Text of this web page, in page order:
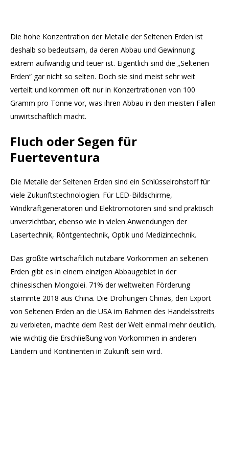
Die hohe Konzentration der Metalle der Seltenen Erden ist
deshalb so bedeutsam, da deren Abbau und Gewinnung
extrem aufwändig und teuer ist. Eigentlich sind die „Seltenen
Erden“ gar nicht so selten. Doch sie sind meist sehr weit
verteilt und kommen oft nur in Konzertrationen von 100
Gramm pro Tonne vor, was ihren Abbau in den meisten Fällen
unwirtschaftlich macht.
Fluch oder Segen für
Fuerteventura
Die Metalle der Seltenen Erden sind ein Schlüsselrohstoff für
viele Zukunftstechnologien. Für LED-Bildschirme,
Windkraftgeneratoren und Elektromotoren sind sind praktisch
unverzichtbar, ebenso wie in vielen Anwendungen der
Lasertechnik, Röntgentechnik, Optik und Medizintechnik.
Das größte wirtschaftlich nutzbare Vorkommen an seltenen
Erden gibt es in einem einzigen Abbaugebiet in der
chinesischen Mongolei. 71% der weltweiten Förderung
stammte 2018 aus China. Die Drohungen Chinas, den Export
von Seltenen Erden an die USA im Rahmen des Handelsstreits
zu verbieten, machte dem Rest der Welt einmal mehr deutlich,
wie wichtig die Erschließung von Vorkommen in anderen
Ländern und Kontinenten in Zukunft sein wird.